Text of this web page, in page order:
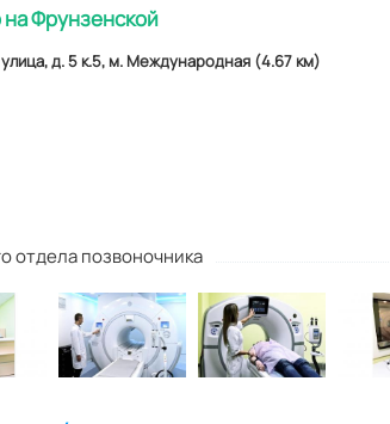
Фрунзенской
улица, д. 5 к.5, м. Международная (4.67 км)
отдела позвоночника